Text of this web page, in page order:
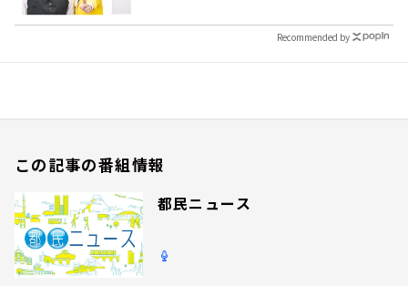
Recommended by
この記事の番組情報
都民ニュース